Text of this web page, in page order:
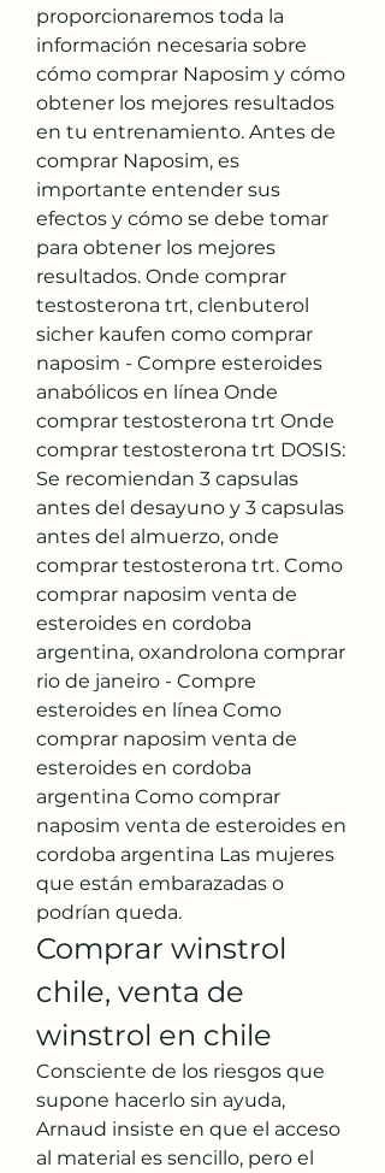
proporcionaremos toda la
información necesaria sobre
cómo comprar Naposim y cómo
obtener los mejores resultados
en tu entrenamiento. Antes de
comprar Naposim, es
importante entender sus
efectos y cómo se debe tomar
para obtener los mejores
resultados. Onde comprar
testosterona trt, clenbuterol
sicher kaufen como comprar
naposim - Compre esteroides
anabólicos en línea Onde
comprar testosterona trt Onde
comprar testosterona trt DOSIS:
Se recomiendan 3 capsulas
antes del desayuno y 3 capsulas
antes del almuerzo, onde
comprar testosterona trt. Como
comprar naposim venta de
esteroides en cordoba
argentina, oxandrolona comprar
rio de janeiro - Compre
esteroides en línea Como
comprar naposim venta de
esteroides en cordoba
argentina Como comprar
naposim venta de esteroides en
cordoba argentina Las mujeres
que están embarazadas o
podrían queda.
Comprar winstrol
chile, venta de
winstrol en chile
Consciente de los riesgos que
supone hacerlo sin ayuda,
Arnaud insiste en que el acceso
al material es sencillo, pero el